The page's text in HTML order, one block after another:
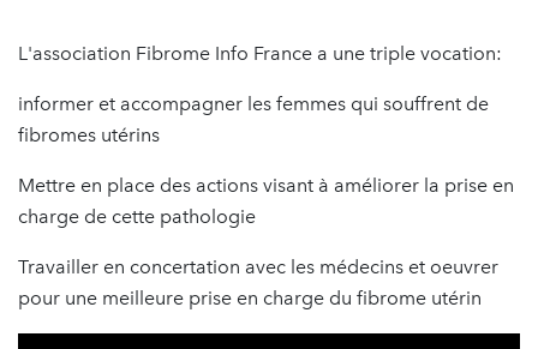
L'association Fibrome Info France a une triple vocation:
informer et accompagner les femmes qui souffrent de
fibromes utérins
Mettre en place des actions visant à améliorer la prise en
charge de cette pathologie
Travailler en concertation avec les médecins et oeuvrer
pour une meilleure prise en charge du fibrome utérin